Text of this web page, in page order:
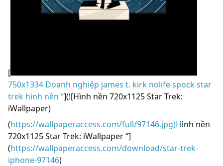
[
750x1334 Doanh nghiệp james t. kirk nolife spock star
trek hình nền “](![Hình nền 720x1125 Star Trek:
iWallpaper)
(https://wallpaperaccess.com/full/97146.jpg)Hình nền
720x1125 Star Trek: iWallpaper “]
(https://wallpaperaccess.com/download/star-trek-
iphone-97146)